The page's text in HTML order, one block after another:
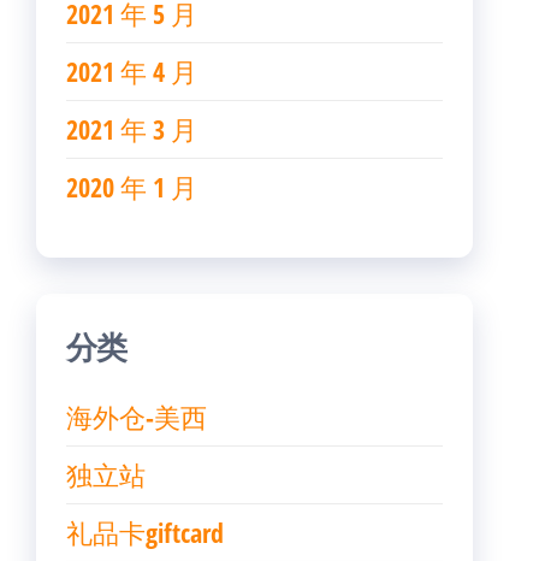
2021 年 5 月
2021 年 4 月
2021 年 3 月
2020 年 1 月
分类
海外仓-美西
独立站
礼品卡giftcard